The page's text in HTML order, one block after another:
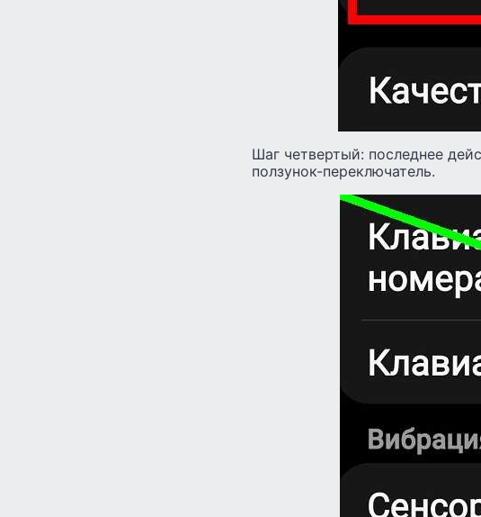
Шаг четвертый: последнее
ползунок-переключатель.